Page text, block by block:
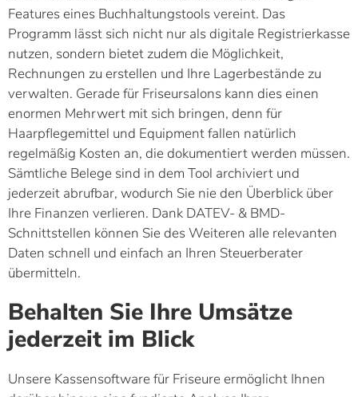
Features eines Buchhaltungstools vereint. Das
Programm lässt sich nicht nur als digitale Registrierkasse
nutzen, sondern bietet zudem die Möglichkeit,
Rechnungen zu erstellen und Ihre Lagerbestände zu
verwalten. Gerade für Friseursalons kann dies einen
enormen Mehrwert mit sich bringen, denn für
Haarpflegemittel und Equipment fallen natürlich
regelmäßig Kosten an, die dokumentiert werden müssen.
Sämtliche Belege sind in dem Tool archiviert und
jederzeit abrufbar, wodurch Sie nie den Überblick über
Ihre Finanzen verlieren. Dank DATEV- & BMD-
Schnittstellen können Sie des Weiteren alle relevanten
Daten schnell und einfach an Ihren Steuerberater
übermitteln.
Behalten Sie Ihre Umsätze
jederzeit im Blick
Unsere Kassensoftware für Friseure ermöglicht Ihnen